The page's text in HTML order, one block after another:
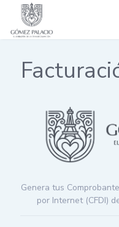
Genera tus
por Internet (CFDI)